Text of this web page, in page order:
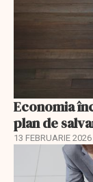
Economia
plan de
13 FEBRUARIE 2026